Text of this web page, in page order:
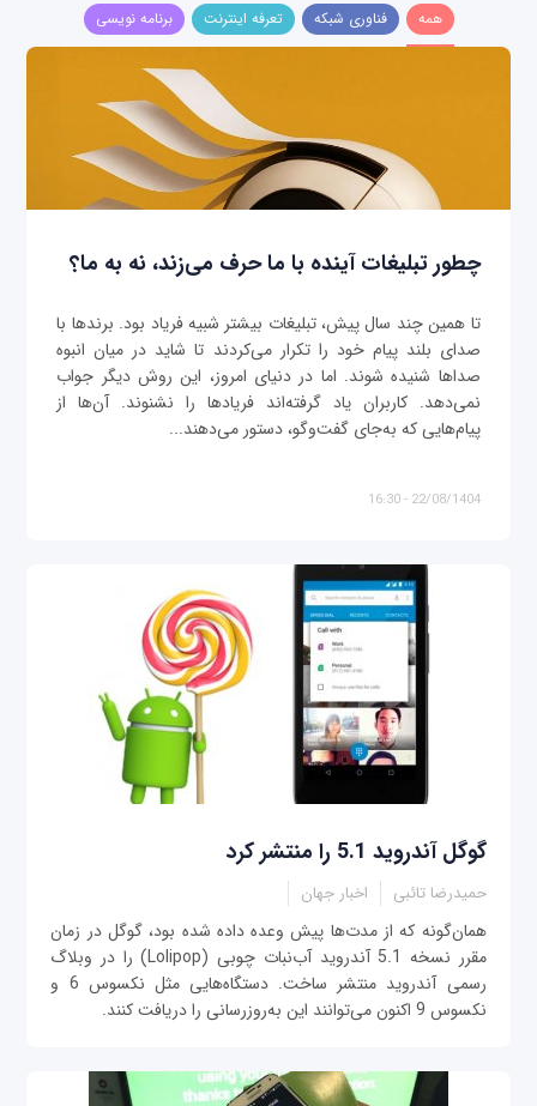
همه فناوری شبکه تعرفه اینترنت برنامه نویسی
چطور تبلیغات آینده با ما حرف می‌زند، نه به ما؟
تا همین چند سال پیش، تبلیغات بیشتر شبیه فریاد بود. برندها با
صدای بلند پیام خود را تکرار می‌کردند تا شاید در میان انبوه
صداها شنیده شوند. اما در دنیای امروز، این روش دیگر جواب
نمی‌دهد. کاربران یاد گرفته‌اند فریادها را نشنوند. آن‌ها از
پیام‌هایی که به‌جای گفت‌وگو، دستور می‌دهند...
22/08/1404 - 16:30
گوگل آندروید 5.1 را منتشر کرد
حمیدرضا تائبی اخبار جهان
همان‌گونه که از مدت‌ها پیش وعده داده شده بود، گوگل در زمان
مقرر نسخه 5.1 آندروید آب‌نبات چوبی (Lolipop) را در وبلاگ
رسمی آندروید منتشر ساخت. دستگاه‌هایی مثل نکسوس 6 و
نکسوس 9 اکنون می‌توانند این به‌روزرسانی را دریافت کنند.